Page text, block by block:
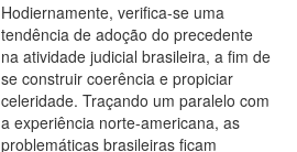
Hodiernamente, verifica-se uma
tendência de adoção do precedente
na atividade judicial brasileira, a fim de
se construir coerência e propiciar
celeridade. Traçando um paralelo com
a experiência norte-americana, as
problemáticas brasileiras ficam